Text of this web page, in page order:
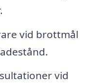
vid brottmål
vid